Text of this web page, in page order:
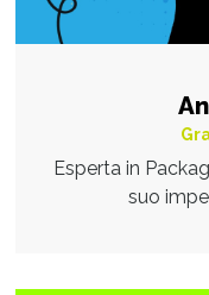
Esperta in
suo